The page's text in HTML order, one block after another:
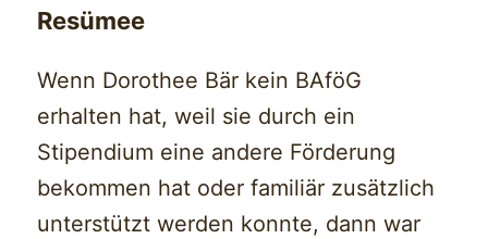
Resümee
Wenn Dorothee Bär kein BAföG
erhalten hat, weil sie durch ein
Stipendium eine andere Förderung
bekommen hat oder familiär zusätzlich
unterstützt werden konnte, dann war